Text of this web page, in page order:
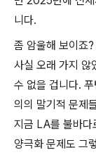
니다.
좀 암울해 보이죠?
사실 오래 가지 않
수 없을 겁니다.
의의 말기적 문제
지금 LA를 불바다
양극화 문제도 그